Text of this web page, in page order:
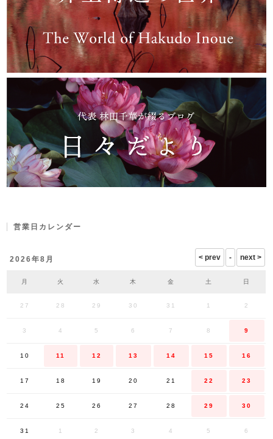
営業日カレンダー
2026年8月
月 火 水 木 金 土 日
27 28 29 30 31 1 2
3 4 5 6 7 8 9
10 11 12 13 14 15 16
17 18 19 20 21 22 23
24 25 26 27 28 29 30
31 1 2 3 4 5 6